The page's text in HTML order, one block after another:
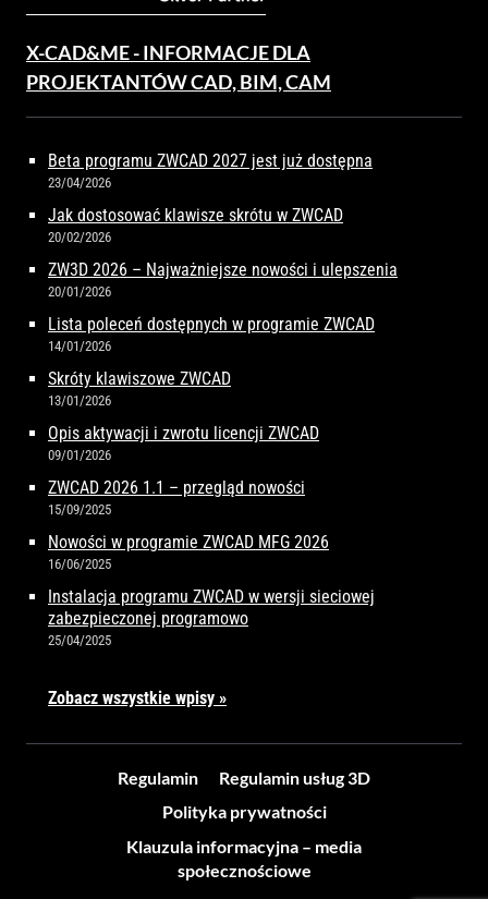
X-CAD&ME - INFORMACJE DLA
PROJEKTANTÓW CAD, BIM, CAM
Beta programu ZWCAD 2027 jest już dostępna
23/04/2026
Jak dostosować klawisze skrótu w ZWCAD
20/02/2026
ZW3D 2026 – Najważniejsze nowości i ulepszenia
20/01/2026
Lista poleceń dostępnych w programie ZWCAD
14/01/2026
Skróty klawiszowe ZWCAD
13/01/2026
Opis aktywacji i zwrotu licencji ZWCAD
09/01/2026
ZWCAD 2026 1.1 – przegląd nowości
15/09/2025
Nowości w programie ZWCAD MFG 2026
16/06/2025
Instalacja programu ZWCAD w wersji sieciowej
zabezpieczonej programowo
25/04/2025
Zobacz wszystkie wpisy »
Regulamin
Regulamin usług 3D
Polityka prywatności
Klauzula informacyjna – media
społecznościowe